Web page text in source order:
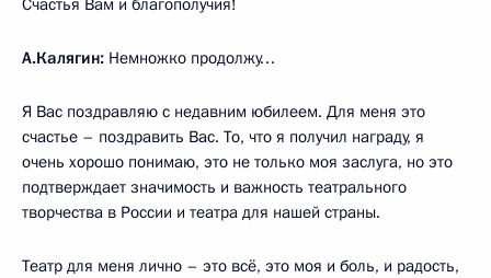
А.Калягин: Немножко продолжу…
Я Вас поздравляю с недавним юбилеем. Для меня это
счастье – поздравить Вас. То, что я получил награду, я
очень хорошо понимаю, это не только моя заслуга, но это
подтверждает значимость и важность театрального
творчества в России и театра для нашей страны.
Театр для меня лично – это всё, это моя и боль, и радость,